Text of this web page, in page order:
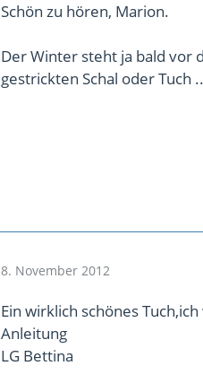
Schön zu hören, Marion.
Der Winter steht ja bald vor
gestrickten Schal oder Tuch
8. November 2012
Ein wirklich schönes
Anleitung
LG Bettina